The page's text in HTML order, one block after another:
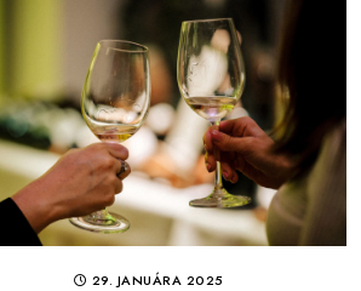
29. JANUÁRA 2025